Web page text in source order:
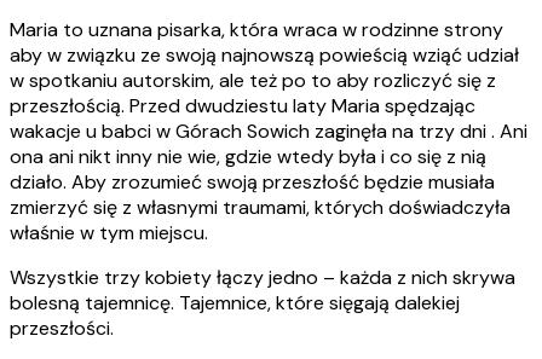
Maria to uznana pisarka, która wraca w rodzinne strony
aby w związku ze swoją najnowszą powieścią wziąć udział
w spotkaniu autorskim, ale też po to aby rozliczyć się z
przeszłością. Przed dwudziestu laty Maria spędzając
wakacje u babci w Górach Sowich zaginęła na trzy dni . Ani
ona ani nikt inny nie wie, gdzie wtedy była i co się z nią
działo. Aby zrozumieć swoją przeszłość będzie musiała
zmierzyć się z własnymi traumami, których doświadczyła
właśnie w tym miejscu.
Wszystkie trzy kobiety łączy jedno – każda z nich skrywa
bolesną tajemnicę. Tajemnice, które sięgają dalekiej
przeszłości.